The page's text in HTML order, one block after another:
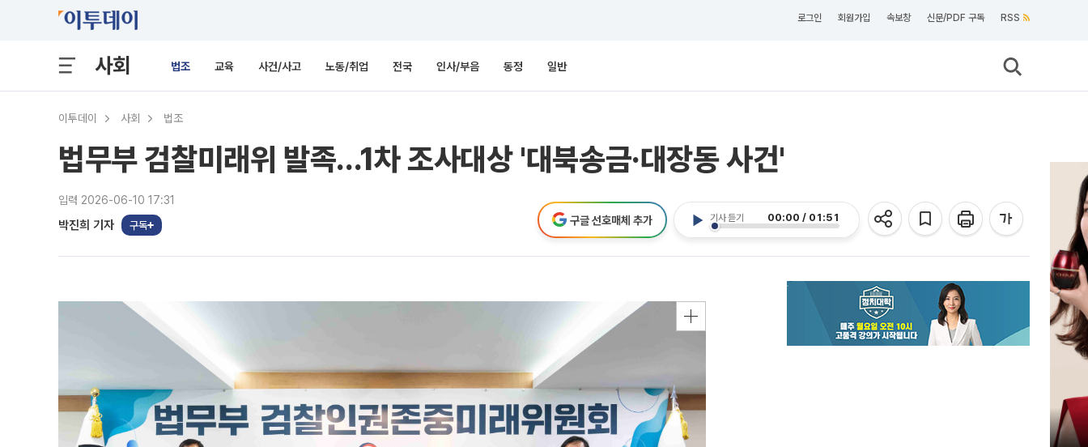
로그인 회원가입 속보창 신문/PDF 구독 RSS
사회 법조 교육 사건/사고 노동/취업 전국 인사/부음 동정 일반
이투데이 사회 법조
법무부 검찰미래위 발족.‥1차 조사대상 '대북송금·대장동 사건'
입력 2026-06-10 17:31
박진희 기자 구독
기사 듣기 00:00 / 01:51
구글 선호매체 추가